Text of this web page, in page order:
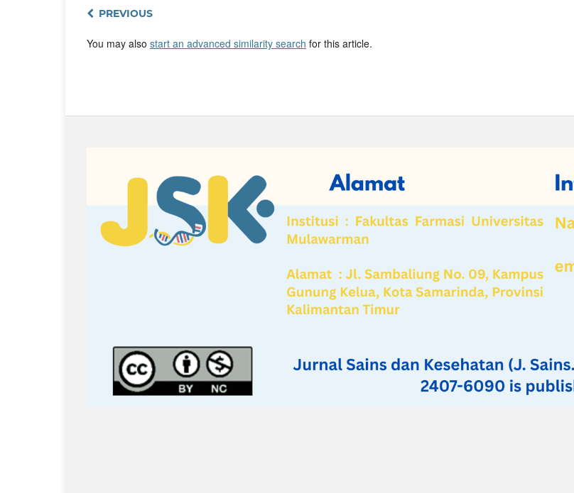
PREVIOUS
You may also start an advanced similarity search for this article.